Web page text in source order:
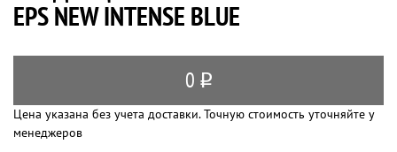
EPS NEW INTENSE BLUE
0 q
Цена указана без учета доставки. Точную стоимость уточняйте у
менеджеров